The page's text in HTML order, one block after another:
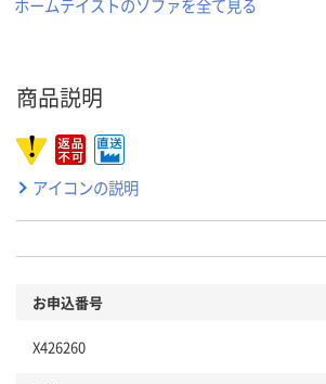
商品説明
アイコンの説明
お申込番号
X426260